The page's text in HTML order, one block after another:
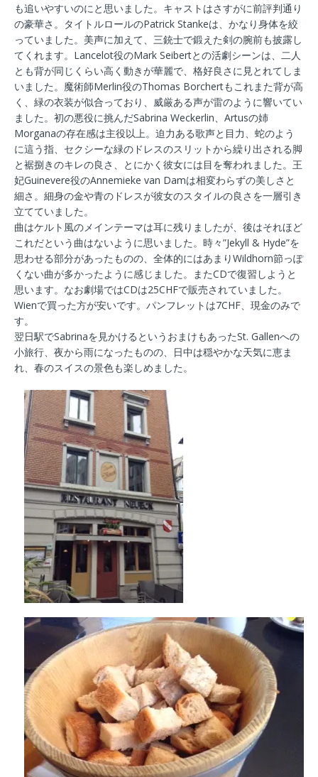
も追いやすいのにと思いました。キャストはさすがに前評判通り
の豪華さ。タイトルロールのPatrick Stankeは、かなり身体を絞
っていました。美声に加えて、三銃士で鍛えた剣の腕前も披露し
てくれます。Lancelot役のMark Seibertとの活劇シーンは、二人
とも背が同じくらい高く動きが華麗で、格好良さに見とれてしま
いました。魔術師Merlin役のThomas Borchertもこれまた背が高
く、緑の衣装が似合っており、威厳ある声が雷のように響いてい
ました。初の悪役に挑んだSabrina Weckerlin、Artusの姉
Morganaの存在感は主役以上。迫力ある歌声と目力、蛇のよう
に這う指、セクシーな緑のドレスのスリットから繰り出される脚
と裾捌きのキレの良さ、とにかく彼女には目を奪われました。王
妃Guinevere役のAnnemieke van Damは相変わらずの美しさと
細さ。細身の金や青のドレスが彼女のスタイルの良さを一層引き
立てていました。
曲はケルト風のメインテーマは耳に残りましたが、後はそれほど
これだという曲はないように思いました。時々”Jekyll & Hyde”を
思わせる部分があったものの、全体的にはあまりWildhorn節っぽ
くない曲が多かったように感じました。またCDで復習しようと
思います。なお劇場ではCDは25CHFで販売されていました。
Wienで買った方が安いです。パンフレットは7CHF、現金のみで
す。
翌日駅でSabrinaを見かけるというおまけもあったSt. Gallenへの
小旅行、夜から雨になったものの、日中は穏やかな天気に恵ま
れ、春のスイスの景色も楽しめました。